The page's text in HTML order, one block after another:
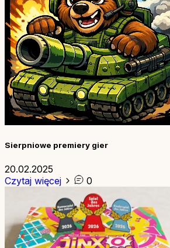
Sierpniowe premiery gier
20.02.2025
Czytaj więcej
0